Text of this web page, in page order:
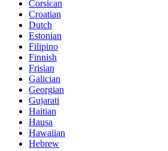
Corsican
Croatian
Dutch
Estonian
Filipino
Finnish
Frisian
Galician
Georgian
Gujarati
Haitian
Hausa
Hawaiian
Hebrew